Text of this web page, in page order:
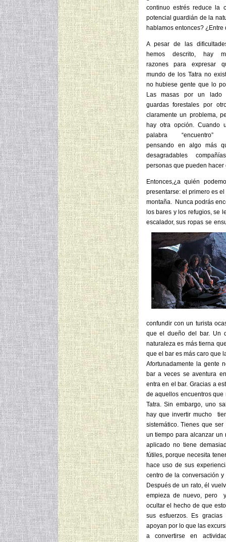
continuo estrés reduce la
potencial guardián de la
hablamos entonces?
A pesar de las
hemos descrito, hay
razones para expresar
mundo de los Tatra no
no hubiese gente que lo
Las masas por un lado
guardas forestales por
claramente un problema,
hay otra opción. Cuando
palabra “encuentro”
pensando en algo más
desagradables
personas que pueden hacer
Entonces,¿a quién
presentarse: el primero es
montaña. Nunca podrás
los bares y los refugios, se
escalador, sus ropas se
confundir con un turista
que el dueño del bar. Un
naturaleza es más tierna
que el bar es más caro que
Afortunadamente la gente
bar a veces se aventura
entra en el bar. Gracias a
de aquellos encuentros
Tatra. Sin embargo, uno
hay que invertir mucho
sistemático. Tienes que
un tiempo para alcanzar un
aplicado no tiene
fútiles, porque necesita
hace uso de sus
centro de la conversación
Después de un rato, él
empieza de nuevo, pero
ocultar el hecho de que
sus esfuerzos. Es
apoyan por lo que las
a convertirse en